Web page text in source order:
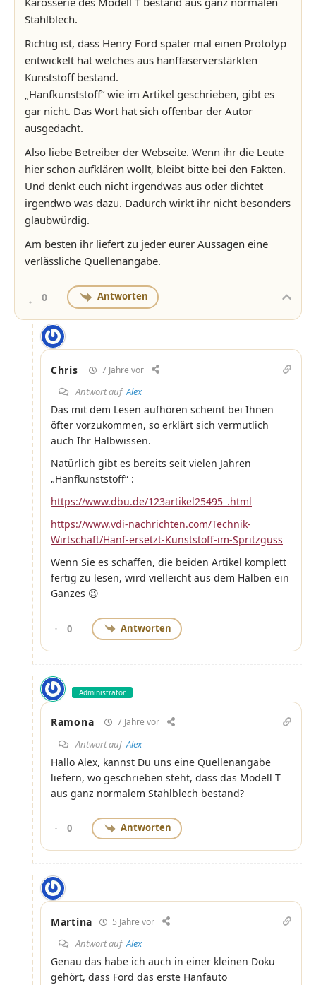
Stahlblech.
Richtig ist, dass Henry Ford später mal einen Prototyp
entwickelt hat welches aus hanffaserverstärkten
Kunststoff bestand.
„Hanfkunststoff“ wie im Artikel geschrieben, gibt es
gar nicht. Das Wort hat sich offenbar der Autor
ausgedacht.
Also liebe Betreiber der Webseite. Wenn ihr die Leute
hier schon aufklären wollt, bleibt bitte bei den Fakten.
Und denkt euch nicht irgendwas aus oder dichtet
irgendwo was dazu. Dadurch wirkt ihr nicht besonders
glaubwürdig.
Am besten ihr liefert zu jeder eurer Aussagen eine
verlässliche Quellenangabe.
0 Antworten
Chris 7 Jahre vor
Antwort aufAlex
Das mit dem Lesen aufhören scheint bei Ihnen
öfter vorzukommen, so erklärt sich vermutlich
auch Ihr Halbwissen.
Natürlich gibt es bereits seit vielen Jahren
„Hanfkunststoff“ :
https://www.dbu.de/123artikel25495_.html
https://www.vdi-nachrichten.com/Technik-
Wirtschaft/Hanf-ersetzt-Kunststoff-im-Spritzguss
Wenn Sie es schaffen, die beiden Artikel komplett
fertig zu lesen, wird vielleicht aus dem Halben ein
Ganzes 😉
0 Antworten
Administrator
Ramona 7 Jahre vor
Antwort aufAlex
Hallo Alex, kannst Du uns eine Quellenangabe
liefern, wo geschrieben steht, dass das Modell T
aus ganz normalem Stahlblech bestand?
0 Antworten
Martina 5 Jahre vor
Antwort aufAlex
Genau das habe ich auch in einer kleinen Doku
gehört, dass Ford das erste Hanfauto